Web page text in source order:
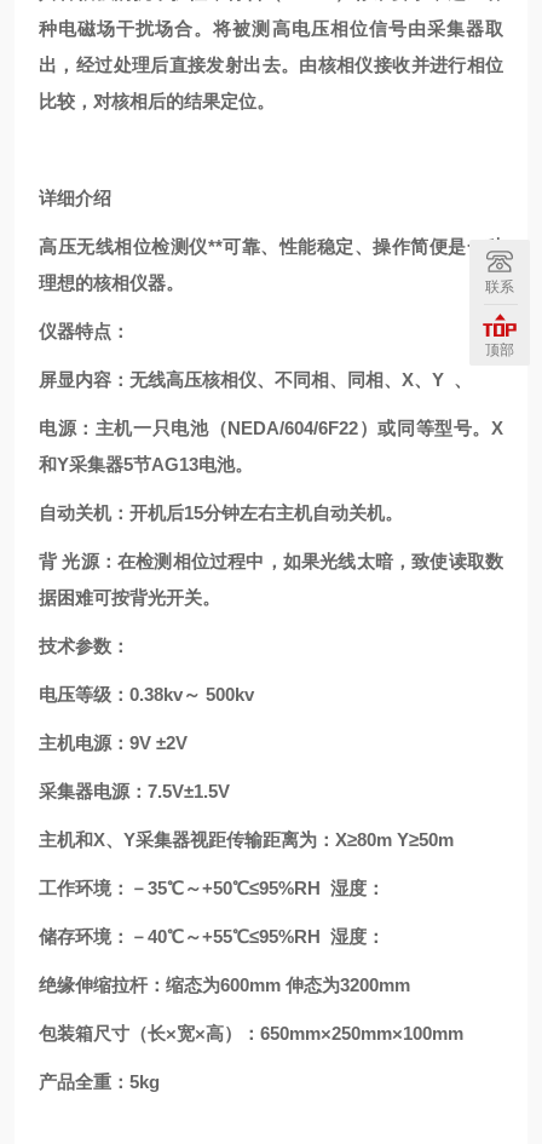
种电磁场干扰场合。将被测高电压相位信号由采集器取
出，经过处理后直接发射出去。由核相仪接收并进行相位
比较，对核相后的结果定位。
详细介绍
高压无线相位检测仪**可靠、性能稳定、操作简便是一种
理想的核相仪器。
仪器特点：
屏显内容：无线高压核相仪、不同相、同相、X、Y 、
电源：主机一只电池（NEDA/604/6F22）或同等型号。X
和Y采集器5节AG13电池。
自动关机：开机后15分钟左右主机自动关机。
背 光源：在检测相位过程中，如果光线太暗，致使读取数
据困难可按背光开关。
技术参数：
电压等级：0.38kv～ 500kv
主机电源：9V ±2V
采集器电源：7.5V±1.5V
主机和X、Y采集器视距传输距离为：X≥80m Y≥50m
工作环境：－35℃～+50℃≤95%RH 湿度：
储存环境：－40℃～+55℃≤95%RH 湿度：
绝缘伸缩拉杆：缩态为600mm 伸态为3200mm
包装箱尺寸（长×宽×高）：650mm×250mm×100mm
产品全重：5kg
联系
顶部